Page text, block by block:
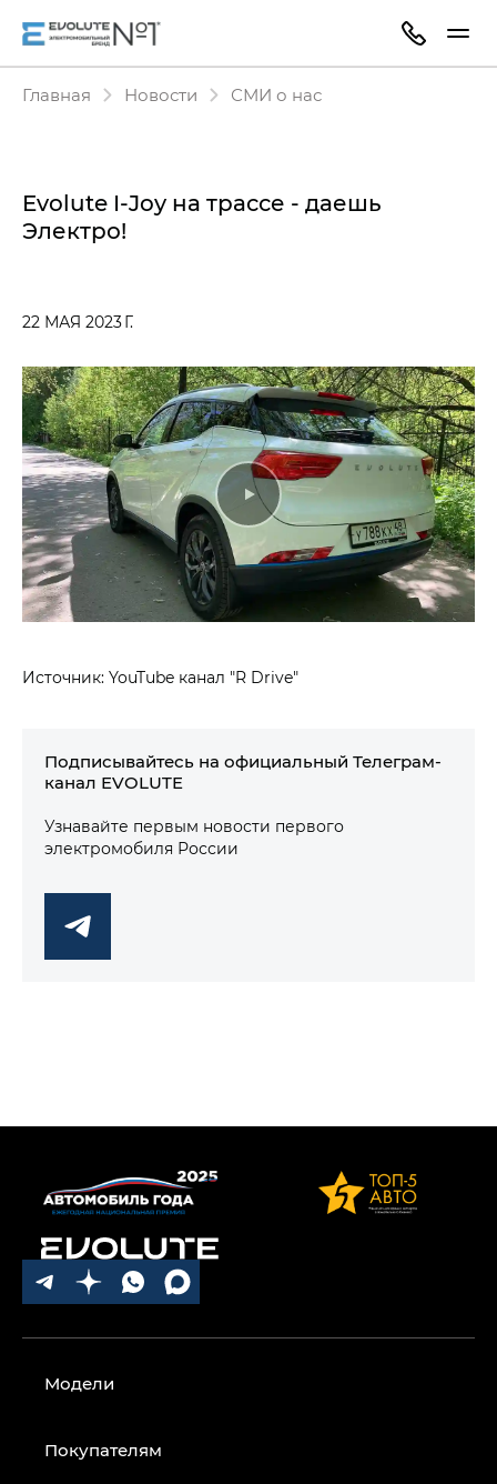
Главная Новости СМИ о нас
Evolute I-Joy на трассе - даешь
Электро!
22 МАЯ 2023 Г.
Источник: YouTube канал "R Drive"
Подписывайтесь на официальный Телеграм-
канал EVOLUTE
Узнавайте первым новости первого
электромобиля России
Модели
Покупателям